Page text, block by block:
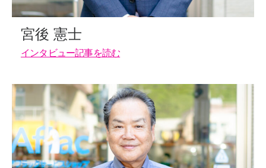
宮後 憲士
インタビュー記事を読む